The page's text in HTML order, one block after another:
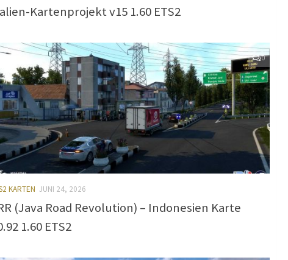
Kartenprojekt v15 1.60 ETS2
0
KARTEN JUNI 24, 2026
(Java Road Revolution) – Indonesien Karte
1.60 ETS2